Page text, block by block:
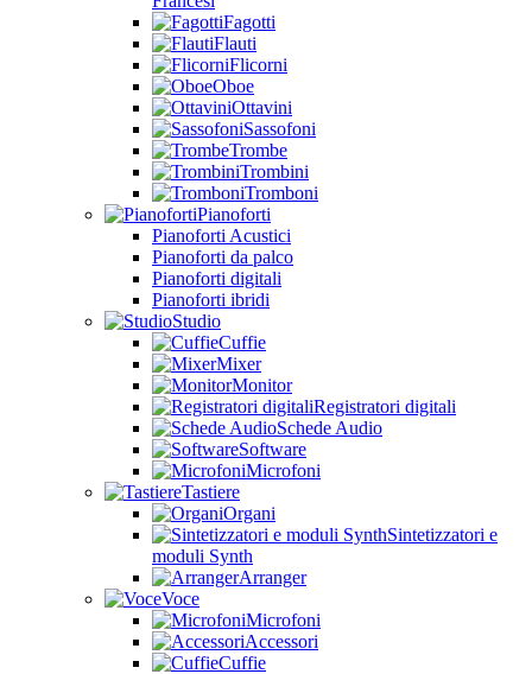
Fagotti
Flauti
Flicorni
Oboe
Ottavini
Sassofoni
Trombe
Trombini
Tromboni
Pianoforti
Pianoforti Acustici
Pianoforti da palco
Pianoforti digitali
Pianoforti ibridi
Studio
Cuffie
Mixer
Monitor
Registratori digitali
Schede Audio
Software
Microfoni
Tastiere
Organi
Sintetizzatori e
moduli Synth
Arranger
Voce
Microfoni
Accessori
Cuffie